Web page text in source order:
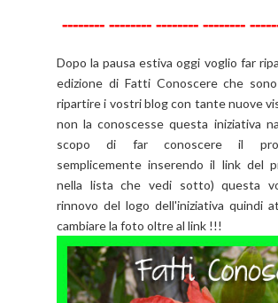
--------------------------------
Dopo la pausa estiva oggi voglio far
edizione di Fatti Conoscere che
ripartire i vostri blog con tante nuove
non la conoscesse questa iniziativa
scopo di far conoscere il
semplicemente inserendo il link del
nella lista che vedi sotto) questa
rinnovo del logo dell'iniziativa quindi
cambiare la foto oltre al link !!!